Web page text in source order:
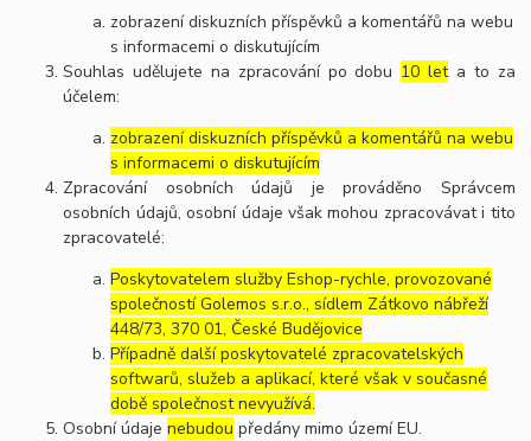
zobrazení diskuzních příspěvků a komentářů na webu
s informacemi o diskutujícím
Souhlas udělujete na zpracování po dobu 10 leta to za
účelem:
zobrazení diskuzních příspěvků a komentářů na webu
s informacemi o diskutujícím
Zpracování osobních údajů je prováděno Správcem
osobních údajů, osobní údaje však mohou zpracovávat i tito
zpracovatelé:
Poskytovatelem služby Eshop-rychle, provozované
společností Golemos s.r.o., sídlem Zátkovo nábřeží
448/73, 370 01, České Budějovice
Případně další poskytovatelé zpracovatelských
softwarů, služeb a aplikací, které však v současné
době společnost nevyužívá.
Osobní údajenebudou předány mimo území EU.